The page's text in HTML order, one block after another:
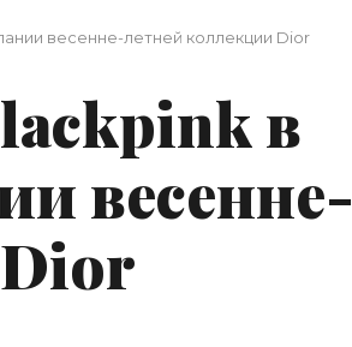
весенне-летней коллекции Dior
в
весенне-